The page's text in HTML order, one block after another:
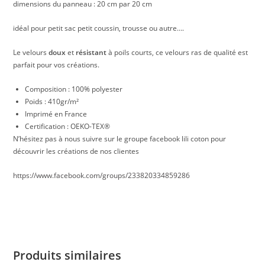
dimensions du panneau : 20 cm par 20 cm
idéal pour petit sac petit coussin, trousse ou autre….
Le veloursdouxet résistantà poils courts, ce velours ras de qualité est
parfait pour vos créations.
Composition : 100% polyester
Poids : 410gr/m²
Imprimé en France
Certification : OEKO-TEX®
N’hésitez pas à nous suivre sur le groupe facebook lili coton pour
découvrir les créations de nos clientes
https://www.facebook.com/groups/233820334859286
Produits similaires